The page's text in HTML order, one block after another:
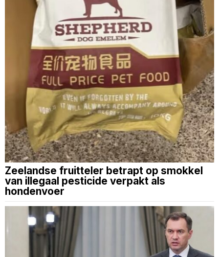
Zeelandse fruitteler betrapt op smokkel
van illegaal pesticide verpakt als
hondenvoer